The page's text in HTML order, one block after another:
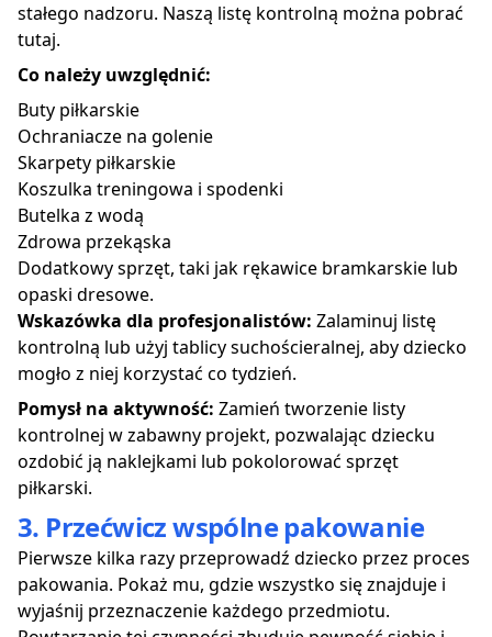
stałego nadzoru. Naszą listę kontrolną można pobrać
tutaj.
Co należy uwzględnić:
Buty piłkarskie
Ochraniacze na golenie
Skarpety piłkarskie
Koszulka treningowa i spodenki
Butelka z wodą
Zdrowa przekąska
Dodatkowy sprzęt, taki jak rękawice bramkarskie lub
opaski dresowe.
Wskazówka dla profesjonalistów: Zalaminuj listę
kontrolną lub użyj tablicy suchościeralnej, aby dziecko
mogło z niej korzystać co tydzień.
Pomysł na aktywność: Zamień tworzenie listy
kontrolnej w zabawny projekt, pozwalając dziecku
ozdobić ją naklejkami lub pokolorować sprzęt
piłkarski.
3. Przećwicz wspólne pakowanie
Pierwsze kilka razy przeprowadź dziecko przez proces
pakowania. Pokaż mu, gdzie wszystko się znajduje i
wyjaśnij przeznaczenie każdego przedmiotu.